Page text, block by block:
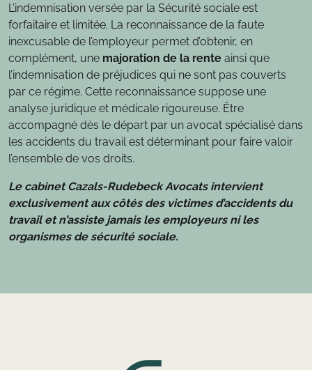
L’indemnisation versée par la Sécurité sociale est
forfaitaire et limitée. La reconnaissance de la faute
inexcusable de l’employeur permet d’obtenir, en
complément, une majoration de la rente ainsi que
l’indemnisation de préjudices qui ne sont pas couverts
par ce régime. Cette reconnaissance suppose une
analyse juridique et médicale rigoureuse. Être
accompagné dès le départ par un avocat spécialisé dans
les accidents du travail est déterminant pour faire valoir
l’ensemble de vos droits.
Le cabinet Cazals-Rudebeck Avocats intervient
exclusivement aux côtés des victimes d’accidents du
travail et n’assiste jamais les employeurs ni les
organismes de sécurité sociale.